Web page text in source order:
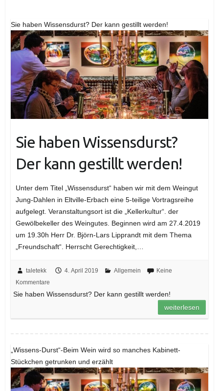
Sie haben Wissensdurst? Der kann gestillt werden!
Sie haben Wissensdurst?
Der kann gestillt werden!
Unter dem Titel „Wissensdurst“ haben wir mit dem Weingut
Jung-Dahlen in Eltville-Erbach eine 5-teilige Vortragsreihe
aufgelegt. Veranstaltungsort ist die „Kellerkultur“. der
Gewölbekeller des Weingutes. Beginnen wird am 27.4.2019
um 19.30h Herr Dr. Björn-Lars Lipprandt mit dem Thema
„Freundschaft“. Herrscht Gerechtigkeit,…
taletekk 4. April 2019 Allgemein
Keine
Kommentare
Sie haben Wissensdurst? Der kann gestillt werden!
weiterlesen
„Wissens-Durst“-Beim Wein wird so manches Kabinett-
Stückchen getrunken und erzählt